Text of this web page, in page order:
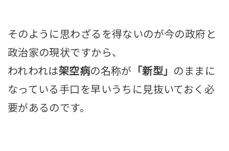
そのように思わざるを得ないのが今の政府と
政治家の現状ですから、
われわれは架空病の名称が 「新型」 のままに
なっている手口を早いうちに見抜いておく必
要があるのです。